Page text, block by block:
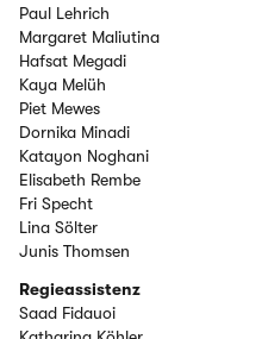
Paul Lehrich
Margaret Maliutina
Hafsat Megadi
Kaya Melüh
Piet Mewes
Dornika Minadi
Katayon Noghani
Elisabeth Rembe
Fri Specht
Lina Sölter
Junis Thomsen
Regieassistenz
Saad Fidauoi